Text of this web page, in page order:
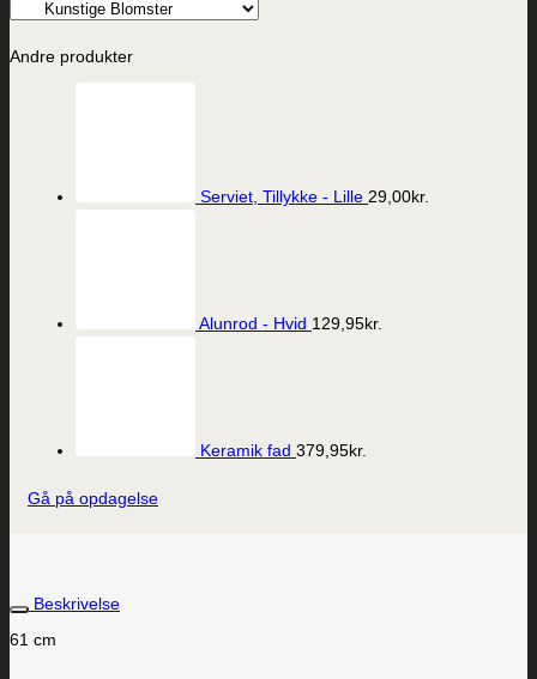
Andre produkter
Serviet, Tillykke - Lille 29,00kr.
Alunrod - Hvid 129,95kr.
Keramik fad 379,95kr.
Gå på opdagelse
Beskrivelse
61 cm